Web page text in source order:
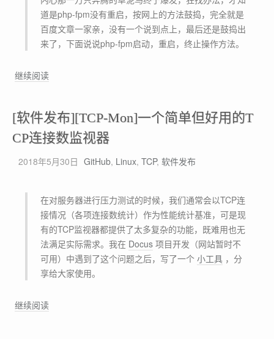
道是php-fpm没有重启，按网上的方法鼓捣，完全就是
百度文章一家亲，没有一个说到点上，最后还是鼓捣出
来了，下面说说php-fpm启动，重启，终止操作方法。
继续阅读如
非
服
务
情
平
滑
重
启
P
H
-
[软件发布][TCP-Mon]一个简单但好用的T
CP连接数监视器
2018年5月30日 GitHub, Linux, TCP, 软件发布
在对服务器进行压力测试的时候，我们通常会以TCP连
接情况（各项连接数统计）作为性能统计基准，可是现
有的TCP监视器都提供了太多复杂的功能，既难用也无
法满足实际需求。我在 Docus 项目开发（网站暂时不
可用）中遇到了这个问题之后，写了一个 小工具 ，分
享给大家使用。
继续阅读[